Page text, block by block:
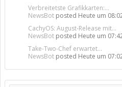
Verbreitetste Grafikkarten:...
NewsBot posted Heute um
CachyOS: August-Release mit...
NewsBot posted Heute um
Take-Two-Chef erwartet...
NewsBot posted Heute um